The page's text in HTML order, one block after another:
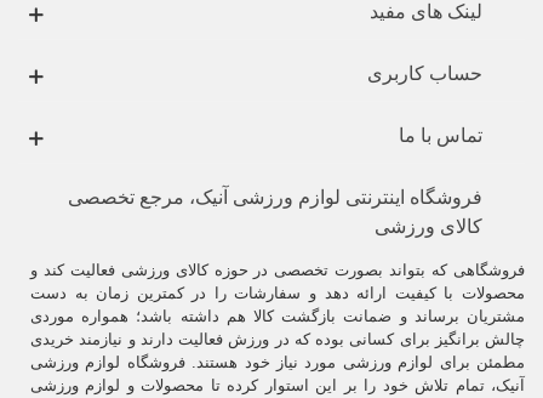
لینک های مفید
حساب کاربری
تماس با ما
فروشگاه اینترنتی لوازم ورزشی آنیک، مرجع تخصصی
کالای ورزشی
فروشگاهی که بتواند بصورت تخصصی در حوزه کالای ورزشی فعالیت کند و
محصولات با کیفیت ارائه دهد و سفارشات را در کمترین زمان به دست
مشتریان برساند و ضمانت بازگشت کالا هم داشته باشد؛ همواره موردی
چالش برانگیز برای کسانی بوده که در ورزش فعالیت دارند و نیازمند خریدی
مطمئن برای لوازم ورزشی مورد نیاز خود هستند. فروشگاه لوازم ورزشی
آنیک، تمام تلاش خود را بر این استوار کرده تا محصولات و لوازم ورزشی